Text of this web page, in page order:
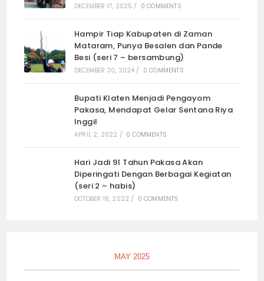
DECEMBER 17, 2025 / 0 COMMENTS
Hampir Tiap Kabupaten di Zaman
Mataram, Punya Besalen dan Pande
Besi (seri 7 – bersambung)
DECEMBER 30, 2024 / 0 COMMENTS
Bupati Klaten Menjadi Pengayom
Pakasa, Mendapat Gelar Sentana Riya
Inggil
APRIL 2, 2022 / 0 COMMENTS
Hari Jadi 91 Tahun Pakasa Akan
Diperingati Dengan Berbagai Kegiatan
(seri 2 – habis)
OCTOBER 18, 2022 / 0 COMMENTS
MAY 2025